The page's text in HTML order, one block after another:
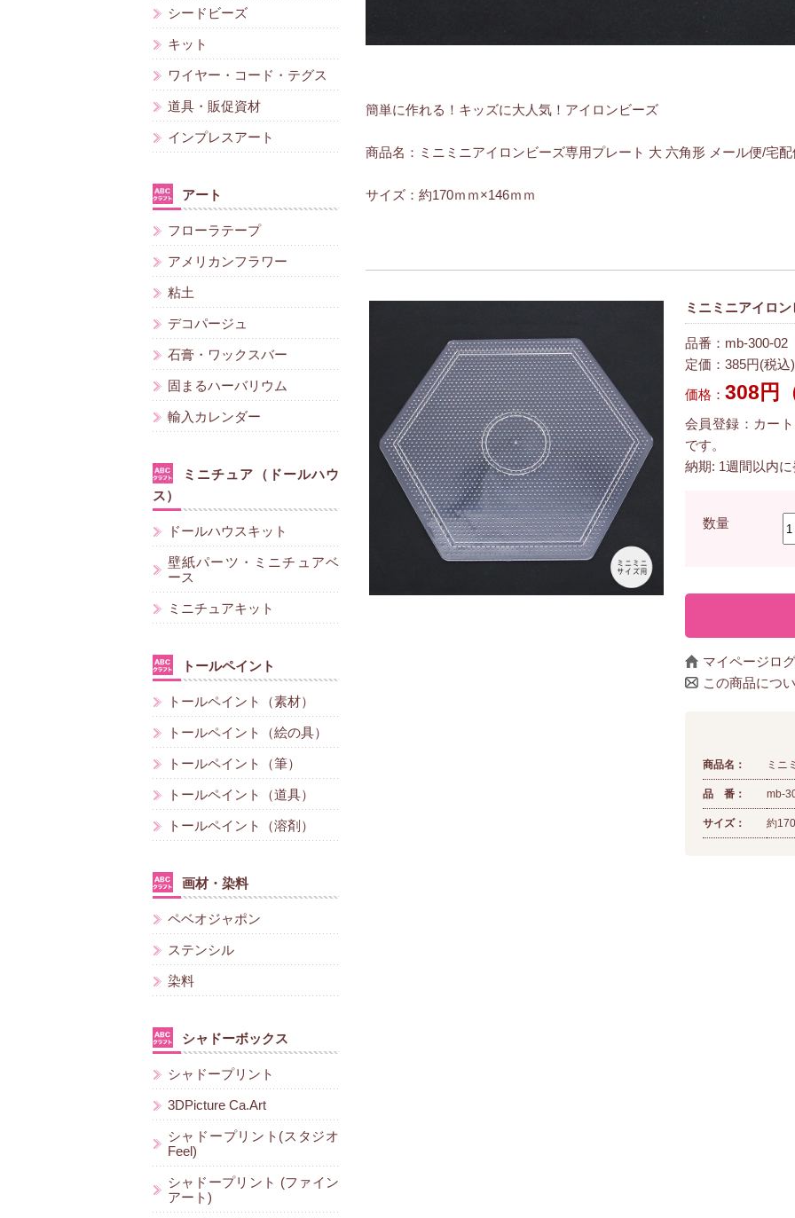
簡単に作れる！キッズに大人気！アイロンビーズ
商品名：ミニミニアイロンビーズ専用プレート 大 六角形 メール便/宅配
サイズ：約170ｍｍ×146ｍｍ
ミニミニアイロ
品番：mb-300-02
定価：385円(税込)
価格： 308円
会員登録：カー
です。
納期: 1週間以内
数量
マイページロ
この商品につ
商品名： ミニ
品 番： mb-
サイズ： 約
シードビーズ
キット
ワイヤー・コード・テグス
道具・販促資材
インプレスアート
アート
フローラテープ
アメリカンフラワー
粘土
デコパージュ
石膏・ワックスバー
固まるハーバリウム
輸入カレンダー
ミニチュア（ドールハウ
ス）
ドールハウスキット
壁紙パーツ・ミニチュアベ
ース
ミニチュアキット
トールペイント
トールペイント（素材）
トールペイント（絵の具）
トールペイント（筆）
トールペイント（道具）
トールペイント（溶剤）
画材・染料
ペベオジャポン
ステンシル
染料
シャドーボックス
シャドープリント
3DPicture Ca.Art
シャドープリント(スタジオ
Feel)
シャドープリント (ファイン
アート)